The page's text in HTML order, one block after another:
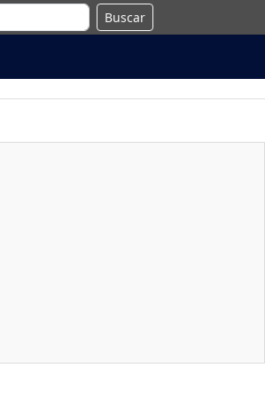
Buscar